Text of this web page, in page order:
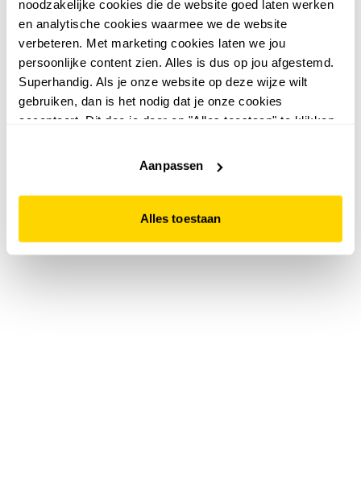
noodzakelijke cookies die de website goed laten werken
en analytische cookies waarmee we de website
verbeteren. Met marketing cookies laten we jou
persoonlijke content zien. Alles is dus op jou afgestemd.
Superhandig. Als je onze website op deze wijze wilt
gebruiken, dan is het nodig dat je onze cookies
accepteert. Dit doe je door op "Alles toestaan" te klikken.
website niet optimaal functioneert.
Aanpassen
Alles toestaan